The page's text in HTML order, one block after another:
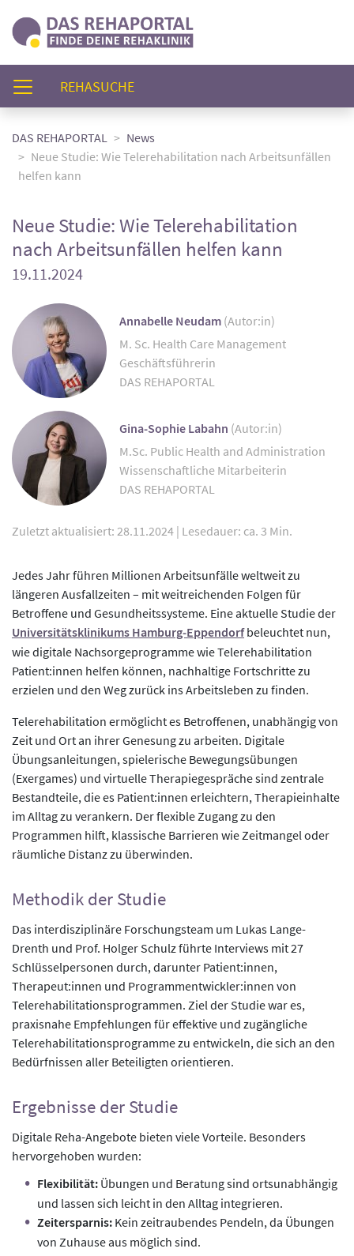
REHASUCHE(AKTUELL)
DAS REHAPORTAL
News
Neue Studie: Wie Telerehabilitation nach Arbeitsunfällen
helfen kann
Neue Studie: Wie Telerehabilitation
nach Arbeitsunfällen helfen kann
19.11.2024
Annabelle Neudam (Autor:in)
M. Sc. Health Care Management
Geschäftsführerin
DAS REHAPORTAL
Gina-Sophie Labahn (Autor:in)
M.Sc. Public Health and Administration
Wissenschaftliche Mitarbeiterin
DAS REHAPORTAL
Zuletzt aktualisiert: 28.11.2024 | Lesedauer: ca. 3 Min.
Jedes Jahr führen Millionen Arbeitsunfälle weltweit zu
längeren Ausfallzeiten – mit weitreichenden Folgen für
Betroffene und Gesundheitssysteme. Eine aktuelle Studie der
Universitätsklinikums Hamburg-Eppendorf beleuchtet nun,
wie digitale Nachsorgeprogramme wie Telerehabilitation
Patient:innen helfen können, nachhaltige Fortschritte zu
erzielen und den Weg zurück ins Arbeitsleben zu finden.
Telerehabilitation ermöglicht es Betroffenen, unabhängig von
Zeit und Ort an ihrer Genesung zu arbeiten. Digitale
Übungsanleitungen, spielerische Bewegungsübungen
(Exergames) und virtuelle Therapiegespräche sind zentrale
Bestandteile, die es Patient:innen erleichtern, Therapieinhalte
im Alltag zu verankern. Der flexible Zugang zu den
Programmen hilft, klassische Barrieren wie Zeitmangel oder
räumliche Distanz zu überwinden.
Methodik der Studie
Das interdisziplinäre Forschungsteam um Lukas Lange-
Drenth und Prof. Holger Schulz führte Interviews mit 27
Schlüsselpersonen durch, darunter Patient:innen,
Therapeut:innen und Programmentwickler:innen von
Telerehabilitationsprogrammen. Ziel der Studie war es,
praxisnahe Empfehlungen für effektive und zugängliche
Telerehabilitationsprogramme zu entwickeln, die sich an den
Bedürfnissen aller Beteiligten orientieren.
Ergebnisse der Studie
Digitale Reha-Angebote bieten viele Vorteile. Besonders
hervorgehoben wurden:
Flexibilität: Übungen und Beratung sind ortsunabhängig
und lassen sich leicht in den Alltag integrieren.
Zeitersparnis: Kein zeitraubendes Pendeln, da Übungen
von Zuhause aus möglich sind.